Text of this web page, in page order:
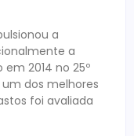
a
a
2014 no 25º
dos melhores
foi avaliada